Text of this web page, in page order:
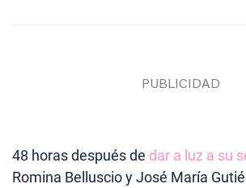
48 horas después de dar a luz a su
Romina Belluscio y José María